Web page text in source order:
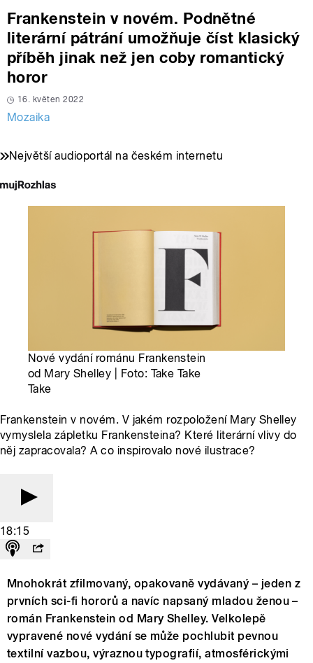
Frankenstein v novém. Podnětné
literární pátrání umožňuje číst klasický
příběh jinak než jen coby romantický
horor
16. květen 2022
Mozaika
Největší audioportál na českém internetu
Nové vydání románu Frankenstein
od Mary Shelley | Foto: Take Take
Take
Frankenstein v novém. V jakém rozpoložení Mary Shelley
vymyslela zápletku Frankensteina? Které literární vlivy do
něj zapracovala? A co inspirovalo nové ilustrace?
18:15
Mnohokrát zfilmovaný, opakovaně vydávaný – jeden z
prvních sci-fi hororů a navíc napsaný mladou ženou –
román Frankenstein od Mary Shelley. Velkolepě
vypravené nové vydání se může pochlubit pevnou
textilní vazbou, výraznou typografií, atmosférickými